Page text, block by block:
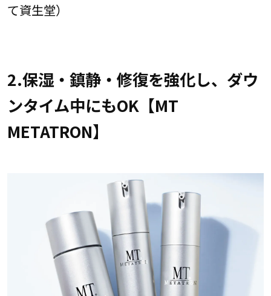
て資生堂）
2.保湿・鎮静・修復を強化し、ダウ
ンタイム中にもOK【MT
METATRON】